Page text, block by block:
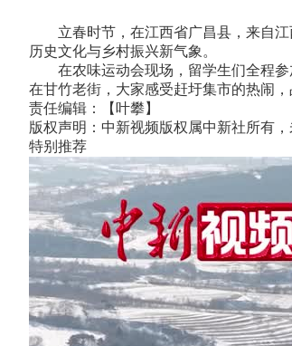
立春时节，在江西省广昌县，来自江
历史文化与乡村振兴新气象。
在农味运动会现场，留学生们全程参加
在甘竹老街，大家感受赶圩集市的热闹
责任编辑：【叶攀】
版权声明：中新视频版权属中新社所有
特别推荐